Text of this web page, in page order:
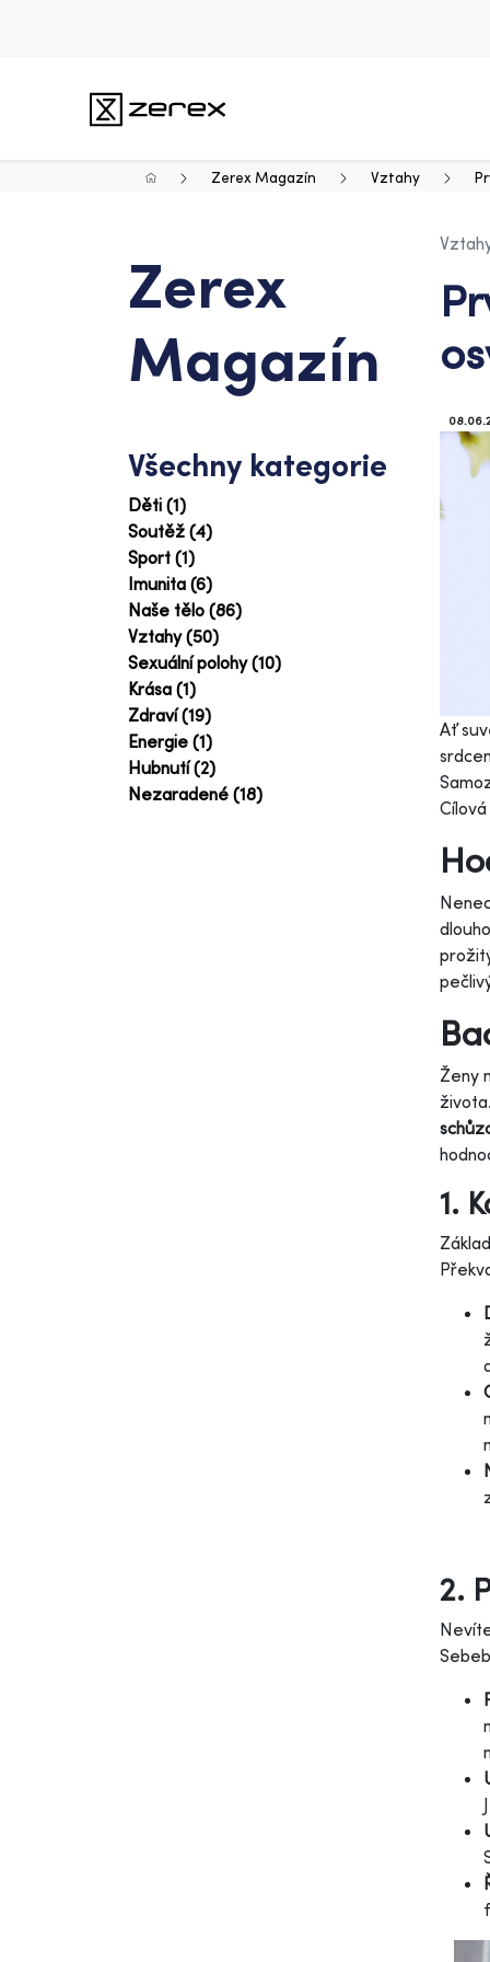
Zerex Magazín Vztahy
Zerex
Magazín
Všechny kategorie
Děti (1)
Soutěž (4)
Sport (1)
Imunita (6)
Naše tělo (86)
Vztahy (50)
Sexuální polohy (10)
Krása (1)
Zdraví (19)
Energie (1)
Hubnutí (2)
Nezaradené (18)
Ať
dlouho
Ženy
1.
2.